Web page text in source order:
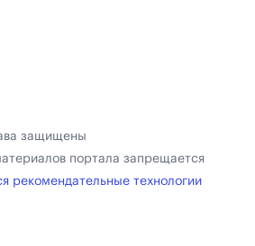
защищены
портала запрещается
рекомендательные технологии